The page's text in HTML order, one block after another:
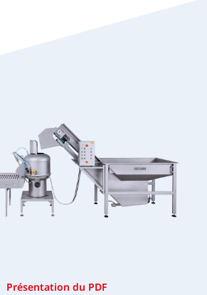
Présentation du PDF